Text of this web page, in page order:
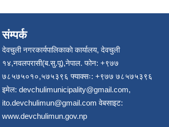
संम्पर्क
देवचुली नगरकार्यपालिकाकाे कार्यालय, देवचुली
१४,नवलपरासी(ब.सु.पू),नेपाल. फोन: +९७७
७८५७५०१०,५७५३९६ फ्याक्सः: +९७७ ७८५७५३९६
इमेल: devchulimunicipality@gmail.com,
ito.devchulimun@gmail.com वेबसाइट:
www.devchulimun.gov.np